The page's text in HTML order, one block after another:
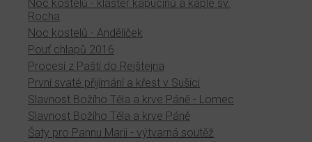
Noc kostelů - klášter kapucínů a kaple sv.
Rocha
Noc kostelů - Andělíček
Pouť chlapů 2016
Procesí z Paští do Rejštejna
První svaté přijímání a křest v Sušici
Slavnost Božího Těla a krve Páně - Lomec
Slavnost Božího Těla a krve Páně
Šaty pro Pannu Marii - výtvarná soutěž